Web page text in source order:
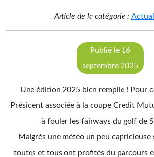
Article de la catégorie :
Publié le 16
septembre 2025
Une édition 2025 bien remplie ! Pour
Président associée à la coupe Credit
à fouler les fairways du golf de
Malgrés une météo un peu capricieuse
toutes et tous ont profités du parcours